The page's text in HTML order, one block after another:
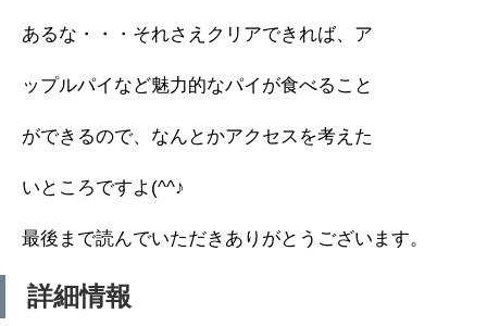
あるな・・・それさえクリアできれば、ア
ップルパイなど魅力的なパイが食べること
ができるので、なんとかアクセスを考えた
いところですよ(^^♪
最後まで読んでいただきありがとうございます。
詳細情報